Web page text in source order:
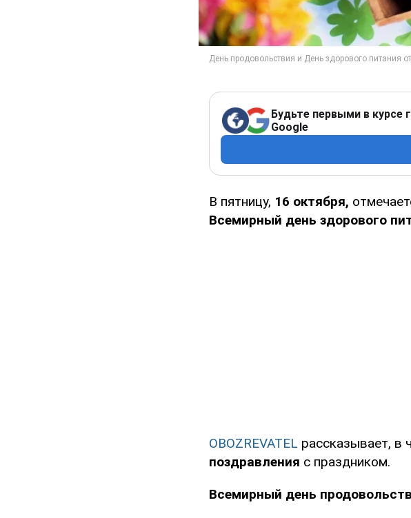
Будьте первыми в курсе
Google
В пятницу, 16 октября,
Всемирный день здорового
OBOZREVATEL рассказывает, в
поздравления с праздником.
Всемирный день